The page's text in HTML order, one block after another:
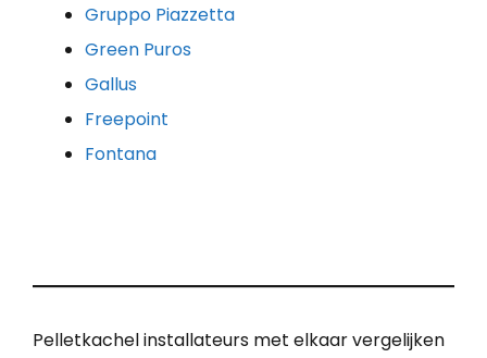
Gruppo Piazzetta
Green Puros
Gallus
Freepoint
Fontana
Pelletkachel installateurs met elkaar vergelijken